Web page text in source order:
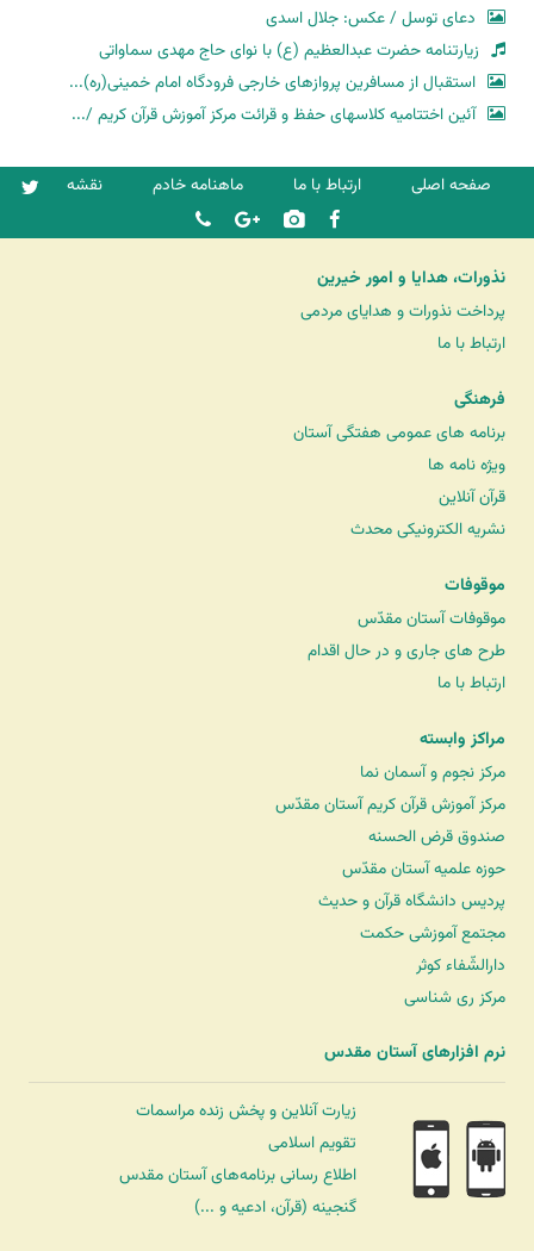
دعای توسل / عکس: جلال اسدی
زیارتنامه حضرت عبدالعظیم (ع) با نوای حاج مهدی سماواتی
استقبال از مسافرین پروازهای خارجی فرودگاه امام خمینی(ره)...
آئین اختتامیه کلاسهای حفظ و قرائت مرکز آموزش قرآن کریم /...
صفحه اصلی ارتباط با ما ماهنامه خادم نقشه
نذورات، هدایا و امور خیرین
پرداخت نذورات و هدایای مردمی
ارتباط با ما
فرهنگی
برنامه های عمومی هفتگی آستان
ویژه نامه ها
قرآن آنلاین
نشریه الکترونیکی محدث
موقوفات
موقوفات آستان مقدّس
طرح های جاری و در حال اقدام
ارتباط با ما
مراکز وابسته
مرکز نجوم و آسمان نما
مرکز آموزش قرآن کریم آستان مقدّس
صندوق قرض الحسنه
حوزه علمیه آستان مقدّس
پردیس دانشگاه قرآن و حدیث
مجتمع آموزشی حکمت
دارالشّفاء کوثر
مرکز ری شناسی
نرم افزارهای آستان مقدس
زیارت آنلاین و پخش زنده مراسمات
تقویم اسلامی
اطلاع رسانی برنامه‌های آستان مقدس
گنجینه (قرآن، ادعیه و ...)